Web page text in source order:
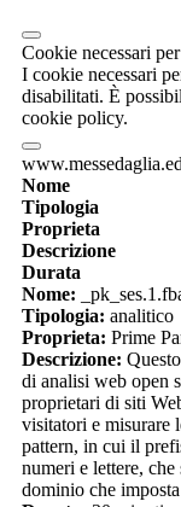
Cookie necessari
I cookie necessari
disabilitati. È
cookie policy.
Nome
Tipologia
Proprieta
Descrizione
Durata
Nome:
Tipologia: analitico
Proprieta: Prime
Descrizione:
di analisi web open
proprietari di siti
visitatori e misurare
pattern, in cui il
numeri e lettere,
dominio che